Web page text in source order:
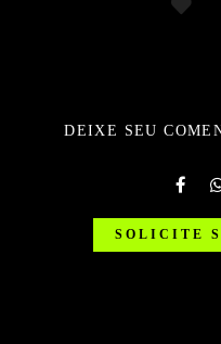
DEIXE SEU
SOLICITE